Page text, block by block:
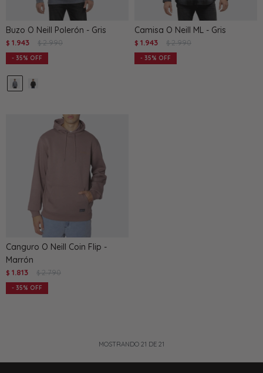
Buzo O Neill Polerón - Gris
$ 1.943 $ 2.990
35
Camisa O Neill ML - Gris
$ 1.943 $ 2.990
35
Canguro O Neill Coin Flip -
Marrón
$ 1.813 $ 2.790
35
MOSTRANDO 21 DE 21